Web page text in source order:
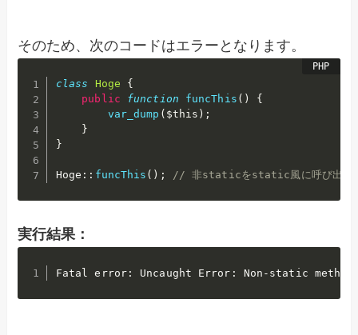
そのため、次のコードはエラーとなります。
class Hoge
{
public
function funcThis ( )
{
var_dump ( $this ) ;
}
}
Hoge : : funcThis ( ) ; // 非staticをstatic風に呼び出し
実行結果：
Fatal error: Uncaught Error: Non-static